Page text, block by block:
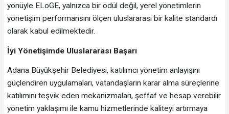
yönüyle ELoGE, yalnızca bir ödül değil, yerel yönetimlerin
yönetişim performansını ölçen uluslararası bir kalite standardı
olarak kabul edilmektedir.
İyi Yönetişimde Uluslararası Başarı
Adana Büyükşehir Belediyesi, katılımcı yönetim anlayışını
güçlendiren uygulamaları, vatandaşların karar alma süreçlerine
katılımını teşvik eden mekanizmaları, şeffaf ve hesap verebilir
yönetim yaklaşımı ile kamu hizmetlerinde kaliteyi artırmaya